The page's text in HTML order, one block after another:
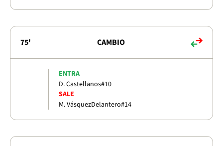
75' CAMBIO
ENTRA
D. Castellanos#10
SALE
M. VásquezDelantero#14